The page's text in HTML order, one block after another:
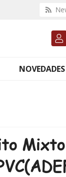
NOVEDADES